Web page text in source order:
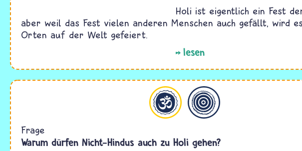
Holi ist eigentlich ein Fest
aber weil das Fest vielen anderen Menschen auch gefällt, wird
Orten auf der Welt gefeiert.
lesen
Frage
Warum dürfen Nicht-Hindus auch zu Holi gehen?